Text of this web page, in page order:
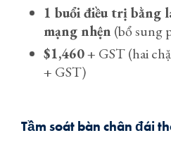
1 buổi điều trị bằng
mạng nhện (bổ sung
$1,460+ GST (hai
+ GST)
Tầm soát bàn chân đái